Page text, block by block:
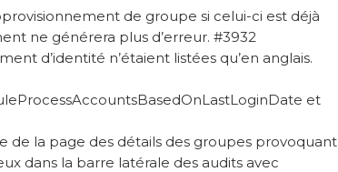
de groupe si celui-ci est déjà
ne générera plus d’erreur. #3932
d’identité n’étaient listées qu’en anglais.
et
de la page des détails des groupes provoquant
dans la barre latérale des audits avec